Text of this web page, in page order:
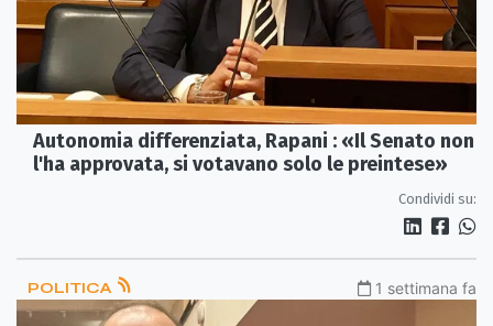
Autonomia differenziata, Rapani : «Il Senato non
l'ha approvata, si votavano solo le preintese»
Condividi su:
POLITICA 1 settimana fa